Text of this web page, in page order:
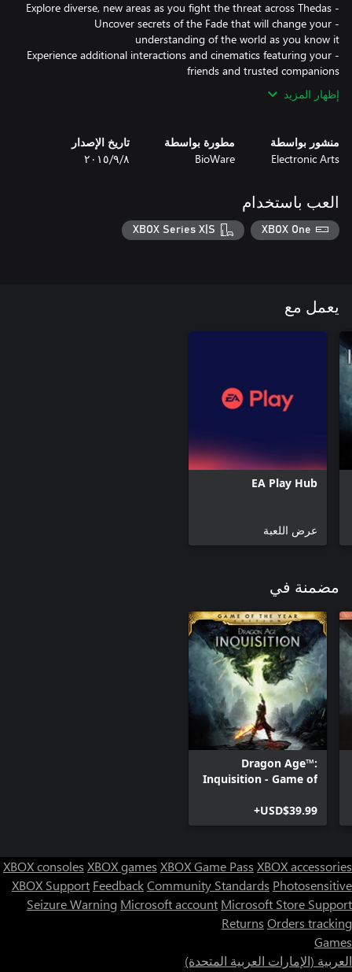
- Uncover secrets of the Fade that will change your
- Experience additional interactions and cinematics featuring your
friends and trusted companions
إظهار المزيد
منشور بواسطة
Electronic Arts
مطورة بواسطة
BioWare
تاريخ الإصدار
٨‏/٩‏/٢٠١٥
العب باستخدام
XBOX One
XBOX Series X|S
يعمل مع
EA Play Hub
عرض اللعبة
مضمنة في
Dragon Age™:
Inquisition - Game of
USD$39.99+
XBOX consoles XBOX games XBOX Game Pass XBOX accessories
XBOX Support FeedbackCommunity Standards Photosensitive
Seizure Warning Microsoft account Microsoft Store Support
Returns Orders tracking
Games
العربية (الإمارات العربية المتحدة)